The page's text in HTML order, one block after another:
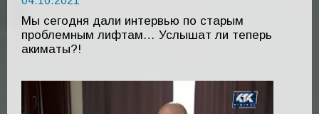
Мы сегодня дали интервью по старым
проблемным лифтам… Услышат ли теперь
акиматы?!